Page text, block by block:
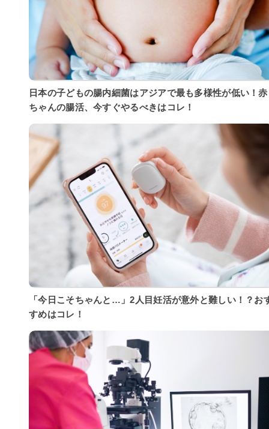
日本の子どもの腸内細菌はアジアで最も多様性が低い！赤
ちゃんの腸活、今すぐやるべきはコレ！
「今日こそちゃんと…」2人目妊活が意外と難しい！？お
すめはコレ！